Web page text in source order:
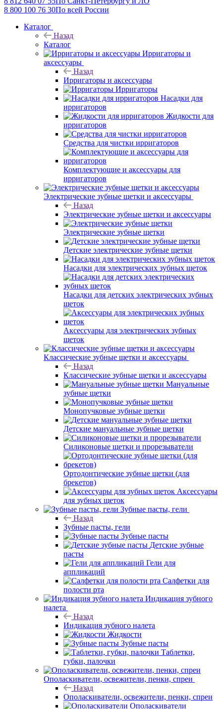
8 800 100 76 30По всей России
Каталог
Назад
Каталог
Ирригаторы и
аксессуары
Назад
Ирригаторы и аксессуары
Ирригаторы
Насадки для
ирригаторов
Жидкости для
ирригаторов
Средства для чистки ирригаторов
Комплектующие и аксессуары для
ирригаторов
Электрические зубные щетки и аксессуары
Назад
Электрические зубные щетки и аксессуары
Электрические зубные щетки
Детские электрические зубные щетки
Насадки для электрических зубных щеток
Насадки для детских электрических зубных
щеток
Аксессуары для электрических зубных
щеток
Классические зубные щетки и аксессуары
Назад
Классические зубные щетки и аксессуары
Мануальные
зубные щетки
Монопучковые зубные щетки
Детские мануальные зубные щетки
Силиконовые щетки и прорезыватели
Ортодонтические зубные щетки (для
брекетов)
Аксессуары
для зубных щеток
Зубные пасты, гели
Назад
Зубные пасты, гели
Зубные пасты
Детские зубные
пасты
Гели для
аппликаций
Салфетки для
полости рта
Индикация зубного
налета
Назад
Индикация зубного налета
Жидкости
Зубные пасты
Таблетки,
губки, палочки
Ополаскиватели, освежители, пенки, спреи
Назад
Ополаскиватели, освежители, пенки, спреи
Ополаскиватели